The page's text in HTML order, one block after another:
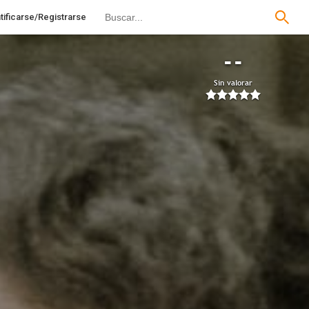
Registrarse
--
Sin valorar